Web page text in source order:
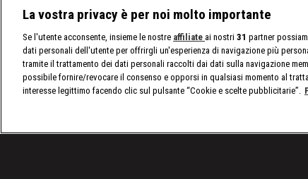
La vostra privacy è per noi molto importante
Se l'utente acconsente, insieme le nostre affiliate ai nostri 31 partner
dati personali dell'utente per offrirgli un'esperienza di navigazione più
tramite il trattamento dei dati personali raccolti dai dati sulla navigazione
possibile fornire/revocare il consenso e opporsi in qualsiasi momento al
interesse legittimo facendo clic sul pulsante “Cookie e scelte pubblicitarie”.